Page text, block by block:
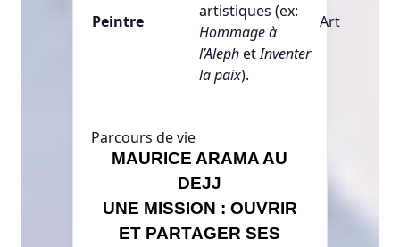
Peintre
artistiques (ex:
Hommage à
l’AlephetInventer
la paix).
Art
Parcours de vie
MAURICE ARAMA AU
DEJJ
UNE MISSION : OUVRIR
ET PARTAGER SES